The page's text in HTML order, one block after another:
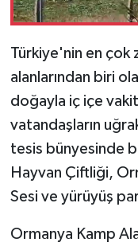
Türkiye'nin en çok
alanlarından biri
doğayla iç içe
vatandaşların
tesis bünyesinde
Hayvan Çiftliği,
Sesi ve yürüyüş
Ormanya Kamp